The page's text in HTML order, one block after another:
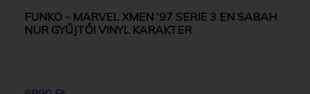
FUNKO - MARVEL XMEN '97 SERIE 3 EN SABAH
NUR GYŰJTŐI VINYL KARAKTER